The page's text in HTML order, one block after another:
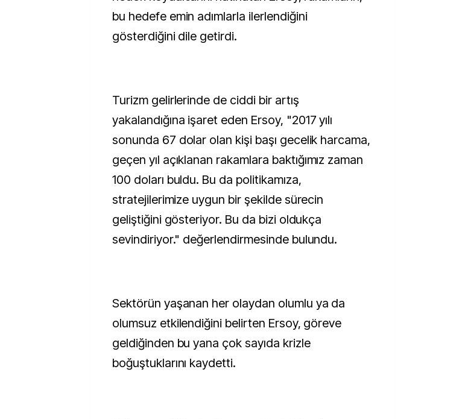
bu hedefe emin adımlarla ilerlendiğini
gösterdiğini dile getirdi.
Turizm gelirlerinde de ciddi bir artış
yakalandığına işaret eden Ersoy, "2017 yılı
sonunda 67 dolar olan kişi başı gecelik harcama,
geçen yıl açıklanan rakamlara baktığımız zaman
100 doları buldu. Bu da politikamıza,
stratejilerimize uygun bir şekilde sürecin
geliştiğini gösteriyor. Bu da bizi oldukça
sevindiriyor." değerlendirmesinde bulundu.
Sektörün yaşanan her olaydan olumlu ya da
olumsuz etkilendiğini belirten Ersoy, göreve
geldiğinden bu yana çok sayıda krizle
boğuştuklarını kaydetti.